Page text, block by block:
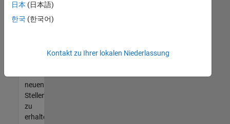
Mitglied
unseres
neuen
Stellenangeboten
zu
erhalten.
日本 (日本語)
한국 (한국어)
Kontakt zu Ihrer lokalen Niederlassung